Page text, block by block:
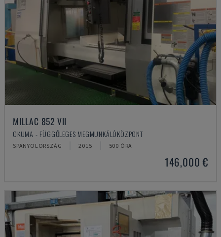
MILLAC 852 VII
OKUMA - FÜGGŐLEGES MEGMUNKÁLÓKÖZPONT
SPANYOLORSZÁG 2015 500 ÓRA
146,000 €